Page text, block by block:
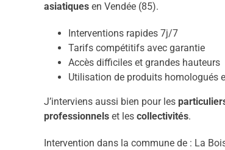
asiatiquesen Vendée (85).
Interventions rapides 7j/7
Tarifs compétitifs avec garantie
Accès difficiles et grandes hauteurs
Utilisation de produits homologués
J’interviens aussi bien pour les
professionnelset les collectivités.
Intervention dans la commune de : La